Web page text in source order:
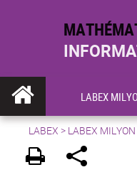
LABEX
LABEX > LABEX MILYON